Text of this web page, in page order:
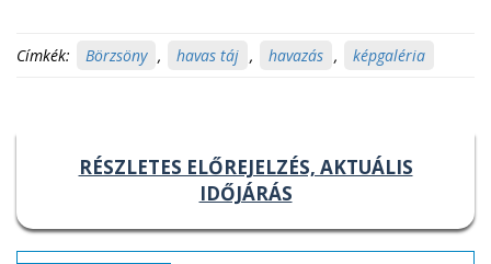
Címkék: Börzsöny , havas táj , havazás , képgaléria
RÉSZLETES ELŐREJELZÉS, AKTUÁLIS
IDŐJÁRÁS